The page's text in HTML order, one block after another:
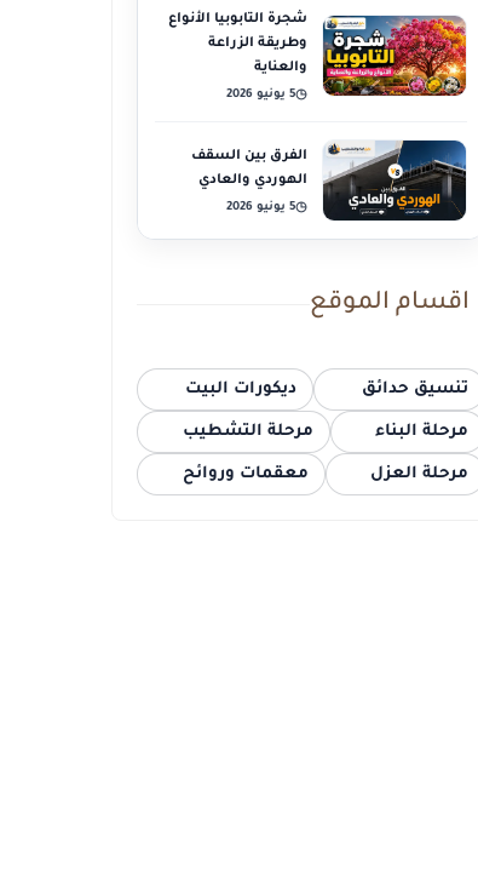
شجرة التابوبيا الأنواع
وطريقة الزراعة
والعناية
◷5 يونيو 2026
الفرق بين السقف
الهوردي والعادي
◷5 يونيو 2026
اقسام الموقع
تنسيق حدائق ديكورات البيت
مرحلة البناء مرحلة التشطيب
مرحلة العزل معقمات وروائح